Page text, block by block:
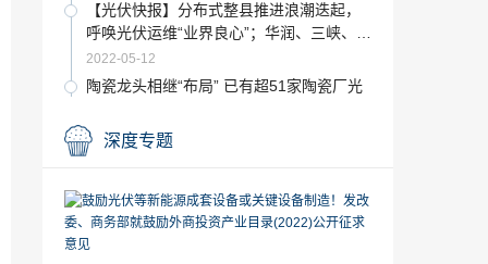
【光伏快报】分布式整县推进浪潮迭起，
呼唤光伏运维“业界良心”；华润、三峡、
中广核5.4GW组件中标结果发布
2022-05-12
陶瓷龙头相继“布局” 已有超51家陶瓷厂光
2022-05-12
2022-05-12
河南工程公司一项QC成果获一等奖
深度专题